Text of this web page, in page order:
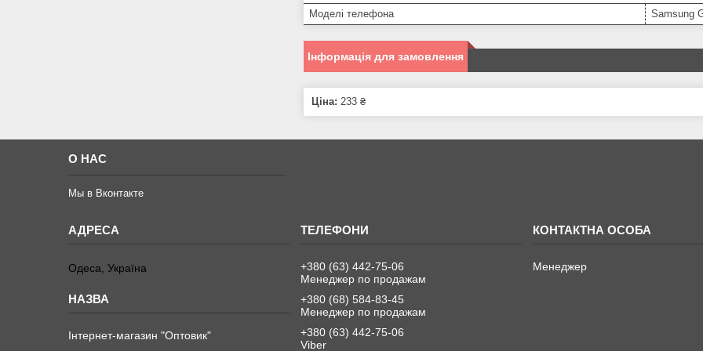
Моделі телефона Samsung
Інформація для замовлення
Ціна: 233 ₴
О НАС
Мы в Вконтакте
Одеса, Україна
Інтернет-магазин "Оптовик"
+380 (63) 442-75-06
Менеджер по продажам
+380 (68) 584-83-45
Менеджер по продажам
+380 (63) 442-75-06
Viber
Менеджер